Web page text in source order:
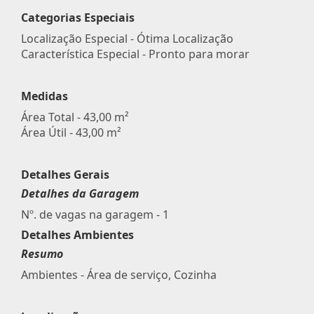
Categorias Especiais
Localização Especial - Ótima Localização
Característica Especial - Pronto para morar
Medidas
Área Total - 43,00 m²
Área Útil - 43,00 m²
Detalhes Gerais
Detalhes da Garagem
Nº. de vagas na garagem - 1
Detalhes Ambientes
Resumo
Ambientes - Área de serviço, Cozinha